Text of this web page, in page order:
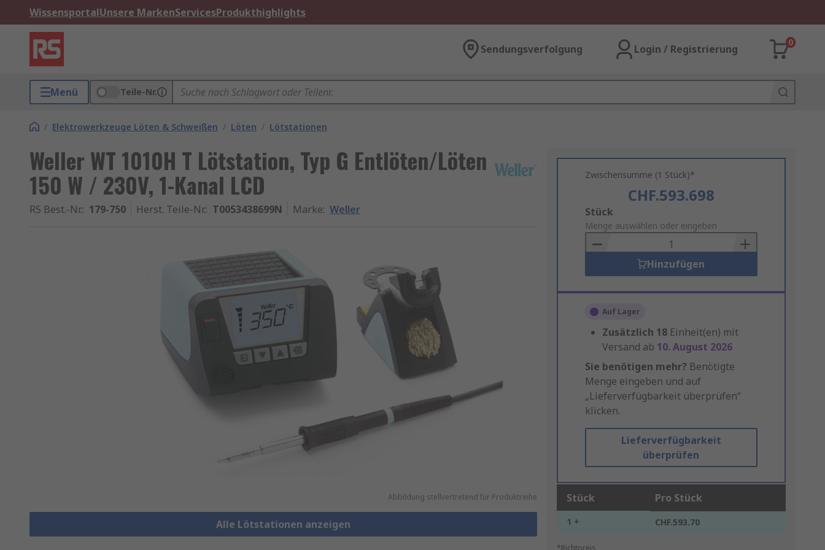
WissensportalUnsere MarkenServicesProdukthighlights
Sendungsverfolgung Login / Registrierung
0
Menü Teile-Nr.
/ Elektrowerkzeuge Löten & Schweißen / Löten / Lötstationen
Weller WT 1010H T Lötstation, Typ G Entlöten/Löten
150 W / 230V, 1-Kanal LCD
RS Best.-Nr.: 179-750 Herst. Teile-Nr.: T0053438699N Marke: Weller
Abbildung stellvertretend für Produktreihe
Alle Lötstationen anzeigen
Zwischensumme (1 Stück)*
CHF.593.698
Add
to
Basket
Stück
Menge auswählen oder eingeben
Hinzufügen
Auf Lager
Zusätzlich 18 Einheit(en) mit
Versand ab 10. August 2026
Sie benötigen mehr? Benötigte
Menge eingeben und auf
„Lieferverfügbarkeit überprüfen“
klicken.
Lieferverfügbarkeit
überprüfen
Stück Pro Stück
1 + CHF.593.70
*Richtpreis